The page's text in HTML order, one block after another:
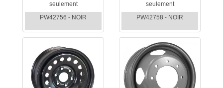
seulement
PW42756 - NOIR
seulement
PW42758 - NOIR